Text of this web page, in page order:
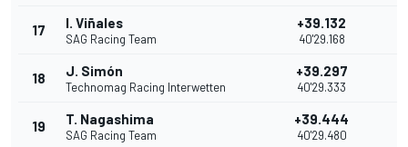
17 I. Viñales
SAG Racing Team
+39.132
40'29.168
18 J. Simón
Technomag Racing Interwetten
+39.297
40'29.333
19 T. Nagashima
SAG Racing Team
+39.444
40'29.480